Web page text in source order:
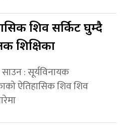
शिव सर्किट घुम्दै
शिक्षिका
: सूर्यविनायक
ऐतिहासिक शिव शिव